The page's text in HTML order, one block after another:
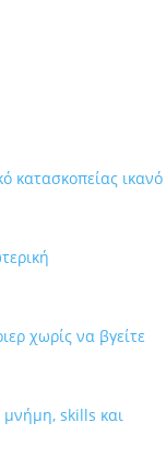
κατασκοπείας ικανό
χωρίς να βγείτε
μνήμη, skills και